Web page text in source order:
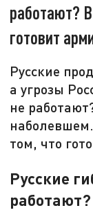
работают?
готовит
Русские
а угрозы
не
том, что
Русские
работают?